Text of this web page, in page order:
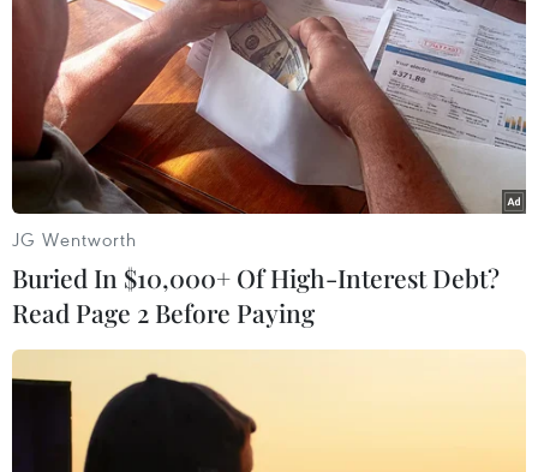
Ukraine
Theo dõi VietnamPlus
CĂNG THẲNG NGA-UKRAINE
Liên hợp quốc kêu gọi chấm dứt tấn công dân
thường trong xung đột Nga-Ukraine
Nga thông báo tấn công căn cứ ngầm
của Ukraine
JG Wentworth
Buried In $10,000+ Of High-Interest Debt?
Read Page 2 Before Paying